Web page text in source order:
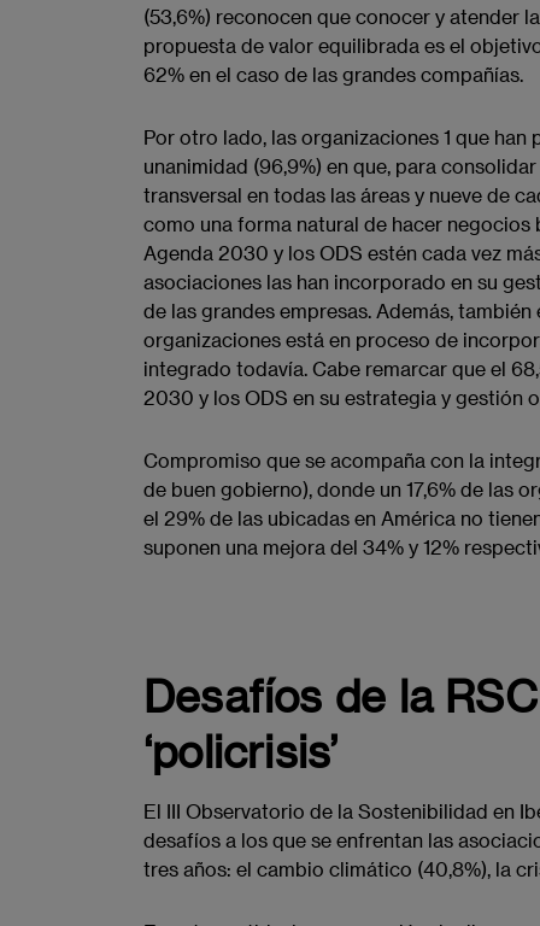
(53,6%) reconocen que conocer y ​atender
propuesta de valor equilibrada​ es el
62% en el caso de las grandes compañías.
Por otro lado, las organizaciones 1 que
unanimidad (96,9%) en ​que, para
transversal en todas las áreas​ y nueve de
como una forma natural de hacer negocios
Agenda 2030 y los ODS estén cada vez
asociaciones las han incorporado en su
de las grandes empresas. Además,
organizaciones está en proceso de
integrado todavía.​​​​​ Cabe remarcar que el
2030 y los ODS en su estrategia y gestión
Compromiso que se acompaña con la
de buen gobierno), donde un 17,6% de las
el 29% de las ubicadas en América no
suponen una mejora del 34% y 12%
Desafíos de la
‘policrisis’
El III Observatorio de la Sostenibilidad en
desafíos a los que se enfrentan las
tres años: el cambio climático (40,8%), la